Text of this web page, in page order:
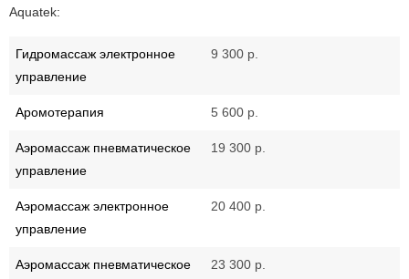
Aquatek:
Гидромассаж электронное
управление
9 300 р.
Аромотерапия 5 600 р.
Аэромассаж пневматическое
управление
19 300 р.
Аэромассаж электронное
управление
20 400 р.
Аэромассаж пневматическое
23 300 р.